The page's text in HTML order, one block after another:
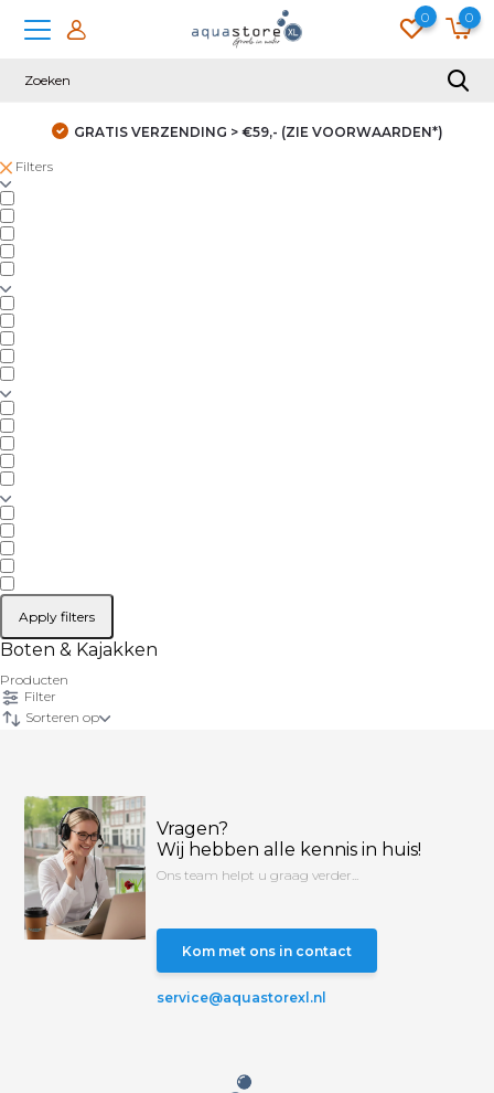
0 0
GRATIS VERZENDING > €59,- (ZIE VOORWAARDEN*)
Filters
Apply filters
Boten & Kajakken
Producten
Filter
Sorteren op
Vragen?
Wij hebben alle kennis in huis!
Ons team helpt u graag verder...
Kom met ons in contact
service@aquastorexl.nl